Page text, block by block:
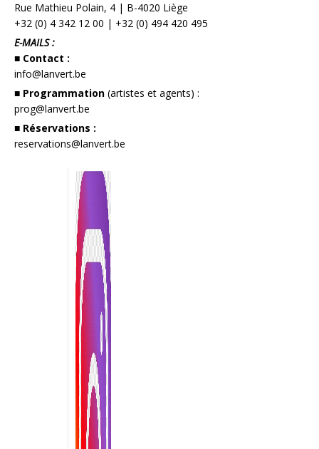
Rue Mathieu Polain, 4 | B-4020 Liège
+32 (0) 4 342 12 00 | +32 (0) 494 420 495
E-MAILS :
■ Contact :
info@lanvert.be
■ Programmation (artistes et agents) :
prog@lanvert.be
■ Réservations :
reservations@lanvert.be